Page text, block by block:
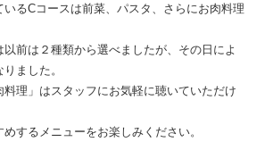
いるCコースは前菜、パスタ、さらにお肉料理
以前は２種類から選べましたが、その日によ
ました。
料理」はスタッフにお気軽に聴いていただけ
するメニューをお楽しみください。